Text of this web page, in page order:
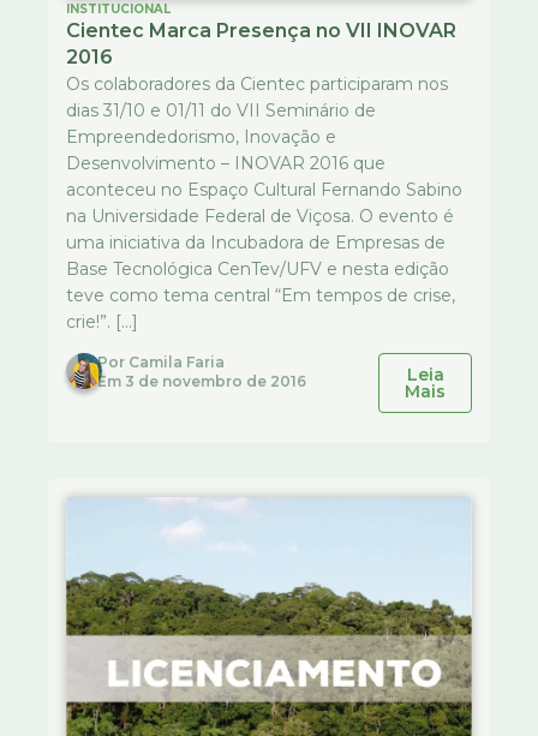
INSTITUCIONAL
Cientec Marca Presença no VII INOVAR
2016
Os colaboradores da Cientec participaram nos
dias 31/10 e 01/11 do VII Seminário de
Empreendedorismo, Inovação e
Desenvolvimento – INOVAR 2016 que
aconteceu no Espaço Cultural Fernando Sabino
na Universidade Federal de Viçosa. O evento é
uma iniciativa da Incubadora de Empresas de
Base Tecnológica CenTev/UFV e nesta edição
teve como tema central “Em tempos de crise,
crie!”. […]
Por Camila Faria
Em 3 de novembro de 2016 Leia
Mais